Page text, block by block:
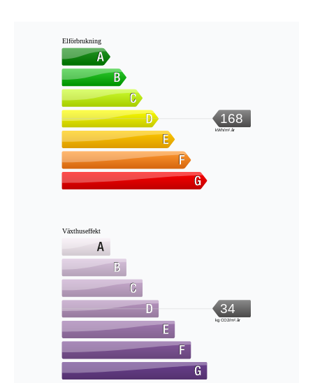
Elförbrukning
168
kWh/m².år
Växthuseffekt
34
kg CO2/m².år